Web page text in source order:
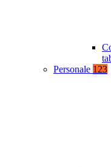
Personale 123